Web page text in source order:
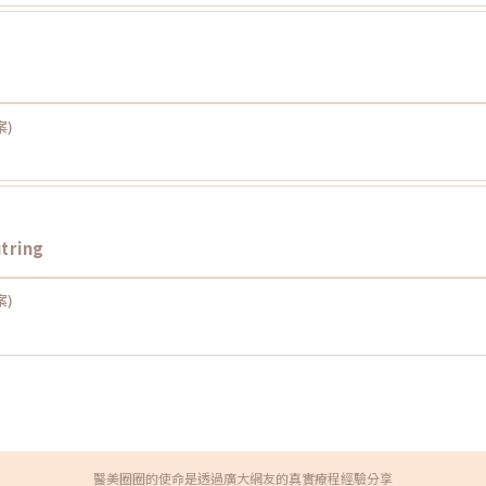
)
)
醫美圈圈的使命是透過廣大網友的真實療程經驗分享